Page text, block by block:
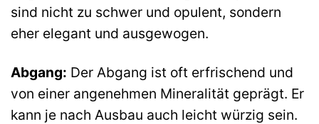
sind nicht zu schwer und opulent, sondern
eher elegant und ausgewogen.
Abgang: Der Abgang ist oft erfrischend und
von einer angenehmen Mineralität geprägt. Er
kann je nach Ausbau auch leicht würzig sein.